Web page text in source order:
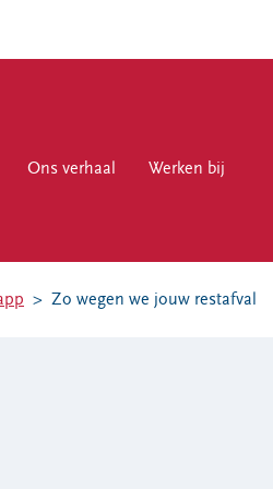
Ons verhaal Werken bij
Werken bij
Zo wegen we jouw restafval